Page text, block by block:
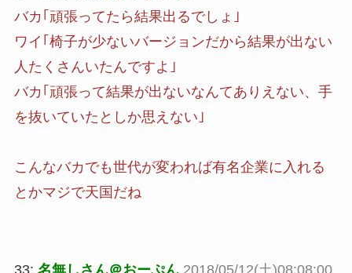
バカ｢頑張ってたら結果出るでしょ｣
ワイ｢椅子が少ないバージョンだから結果が出ない
人たくさんいたんですよ｣
バカ｢頑張って結果が出ないなんてありえない、手
を抜いていたとしか思えない｣
こんなバカでも世代が変われば有名企業に入れる
とかマジで天国だね